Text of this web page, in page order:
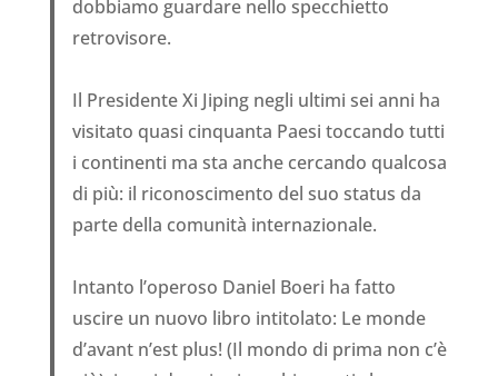
dobbiamo guardare nello specchietto
retrovisore.
Il Presidente Xi Jiping negli ultimi sei anni ha
visitato quasi cinquanta Paesi toccando tutti
i continenti ma sta anche cercando qualcosa
di più: il riconoscimento del suo status da
parte della comunità internazionale.
Intanto l’operoso Daniel Boeri ha fatto
uscire un nuovo libro intitolato: Le monde
d’avant n’est plus! (Il mondo di prima non c’è